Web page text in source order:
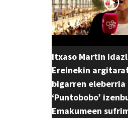
Itxaso Martin
Ereinekin
bigarren eleberria
‘Puntobobo’
Emakumeen